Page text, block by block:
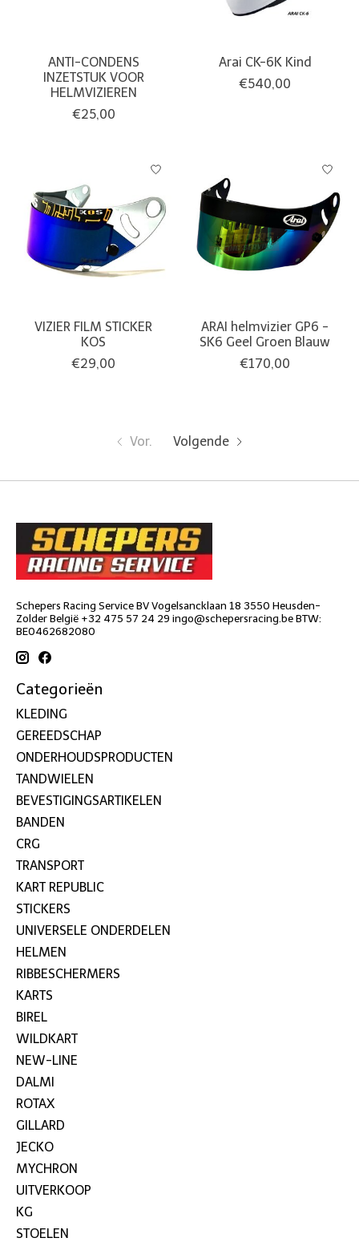
ANTI-CONDENS
INZETSTUK VOOR
HELMVIZIEREN
€25,00
Arai CK-6K Kind
€540,00
VIZIER FILM STICKER
KOS
€29,00
ARAI helmvizier GP6 -
SK6 Geel Groen Blauw
€170,00
Vor. Volgende
Schepers Racing Service BV Vogelsancklaan 18 3550 Heusden-
Zolder België +32 475 57 24 29 ingo@schepersracing.beBTW:
BE0462682080
Categorieën
KLEDING
GEREEDSCHAP
ONDERHOUDSPRODUCTEN
TANDWIELEN
BEVESTIGINGSARTIKELEN
BANDEN
CRG
TRANSPORT
KART REPUBLIC
STICKERS
UNIVERSELE ONDERDELEN
HELMEN
RIBBESCHERMERS
KARTS
BIREL
WILDKART
NEW-LINE
DALMI
ROTAX
GILLARD
JECKO
MYCHRON
UITVERKOOP
KG
STOELEN